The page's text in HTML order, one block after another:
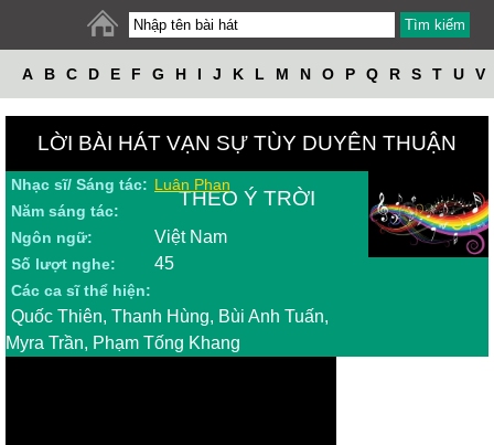
A B C D E F G H I J K L M N O P Q R S T U V
LỜI BÀI HÁT VẠN SỰ TÙY DUYÊN THUẬN
THEO Ý TRỜI
Nhạc sĩ/ Sáng tác: Luân Phan
Năm sáng tác:
Ngôn ngữ:
Việt Nam
Số lượt nghe: 45
Các ca sĩ thể hiện:
Quốc Thiên, Thanh Hùng, Bùi Anh Tuấn,
Myra Trần, Phạm Tống Khang